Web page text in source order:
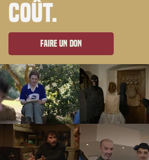
coût.
Faire un don